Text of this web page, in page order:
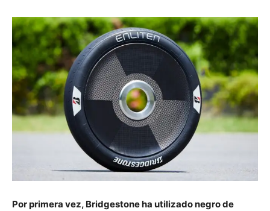
Por primera vez, Bridgestone ha utilizado negro de